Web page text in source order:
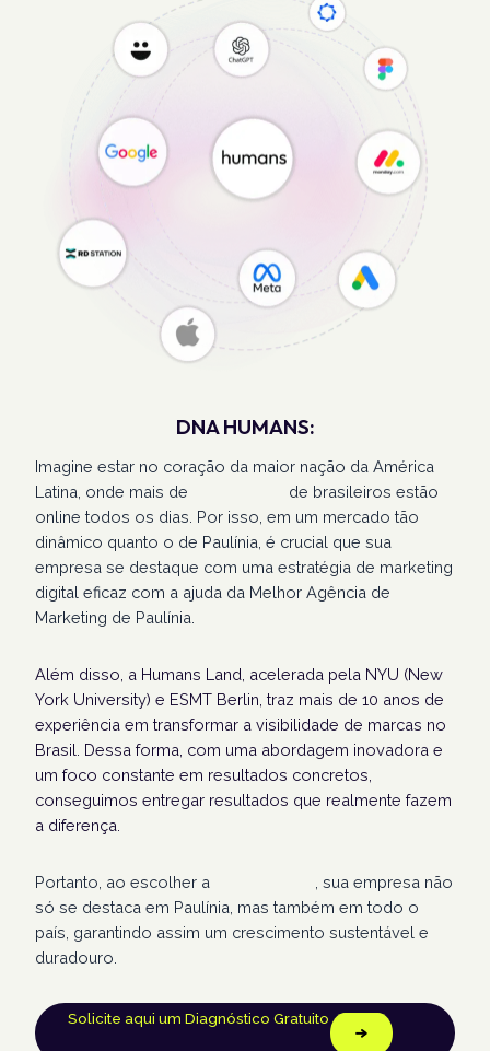
DNA HUMANS:
Imagine estar no coração da maior nação da América
Latina, onde mais de
de brasileiros estão
online todos os dias. Por isso, em um mercado tão
dinâmico quanto o de Paulínia, é crucial que sua
empresa se destaque com uma estratégia de marketing
digital eficaz com a ajuda da Melhor Agência de
Marketing de Paulínia.
Além disso, a Humans Land, acelerada pela NYU (New
York University) e ESMT Berlin, traz mais de 10 anos de
experiência em transformar a visibilidade de marcas no
Brasil. Dessa forma, com uma abordagem inovadora e
um foco constante em resultados concretos,
conseguimos entregar resultados que realmente fazem
a diferença.
Portanto, ao escolher a
, sua empresa não
só se destaca em Paulínia, mas também em todo o
país, garantindo assim um crescimento sustentável e
duradouro.
Solicite aqui um Diagnóstico Gratuito